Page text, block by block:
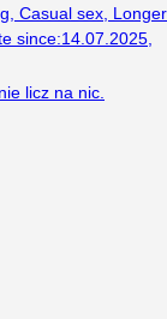
Casual sex Longer
since:14.07.2025
licz na nic.